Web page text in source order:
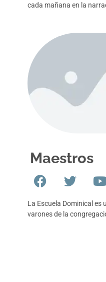
cada mañana en la
Maestros
La Escuela Dominical es
varones de la